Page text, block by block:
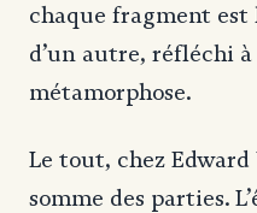
chaque fragment
d’un autre, réfléchi
métamorphose.
Le tout, chez Edward
somme des parties.